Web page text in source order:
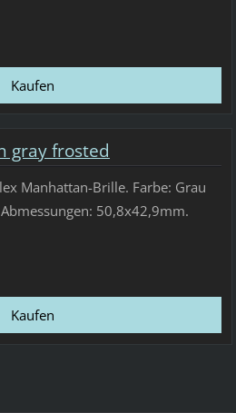
gray frosted
Manhattan-Brille. Farbe: Grau
50,8x42,9mm.